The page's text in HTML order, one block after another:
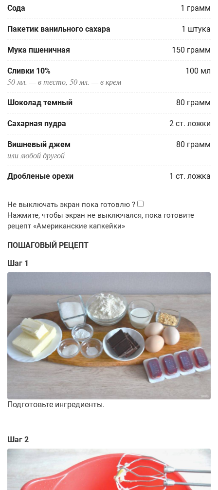
Сода 1 грамм
Пакетик ванильного сахара 1 штука
Мука пшеничная 150 грамм
Сливки 10% 100 мл
50 мл. — в тесто, 50 мл. — в крем
Шоколад темный 80 грамм
Сахарная пудра 2 ст. ложки
Вишневый джем 80 грамм
или любой другой
Дробленые орехи 1 ст. ложка
ПОШАГОВЫЙ РЕЦЕПТ
Шаг 1
Подготовьте ингредиенты.
Шаг 2